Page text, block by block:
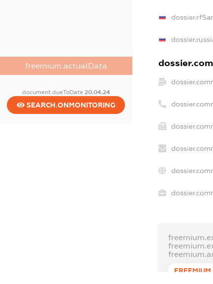
freemium.actualData
document.dueToDate 20.04.24
SEARCH.ONMONITORING